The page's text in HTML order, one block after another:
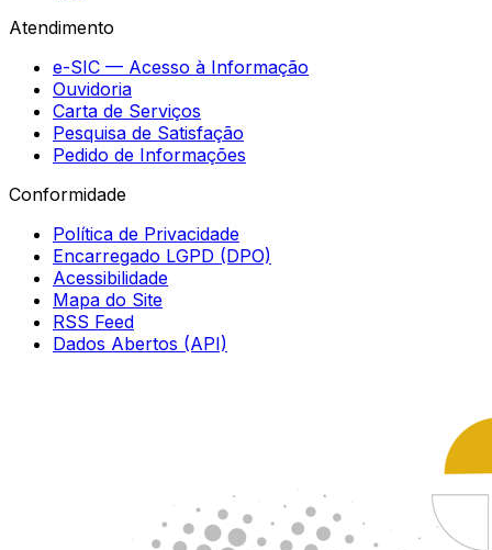
Atendimento
e-SIC — Acesso à Informação
Ouvidoria
Carta de Serviços
Pesquisa de Satisfação
Pedido de Informações
Conformidade
Política de Privacidade
Encarregado LGPD (DPO)
Acessibilidade
Mapa do Site
RSS Feed
Dados Abertos (API)